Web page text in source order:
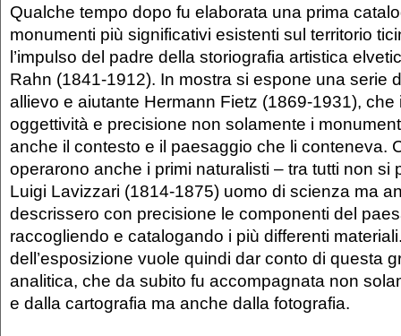
Qualche tempo dopo fu elaborata una prima
monumenti più significativi esistenti sul territorio
l’impulso del padre della storiografia artistica
Rahn (1841-1912). In mostra si espone una serie
allievo e aiutante Hermann Fietz (1869-1931), che
oggettività e precisione non solamente i
anche il contesto e il paesaggio che li conteneva.
operarono anche i primi naturalisti – tra tutti non si
Luigi Lavizzari (1814-1875) uomo di scienza ma
descrissero con precisione le componenti del
raccogliendo e catalogando i più differenti
dell’esposizione vuole quindi dar conto di questa
analitica, che da subito fu accompagnata non
e dalla cartografia ma anche dalla fotografia.